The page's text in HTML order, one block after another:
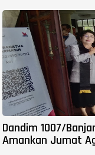
Dandim 1007/
Amankan Jumat